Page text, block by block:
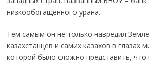
низкообогащённого урана.
Тем самым он не только навредил
казахстанцев и самих казахов в глазах
которой было сложно представить, что